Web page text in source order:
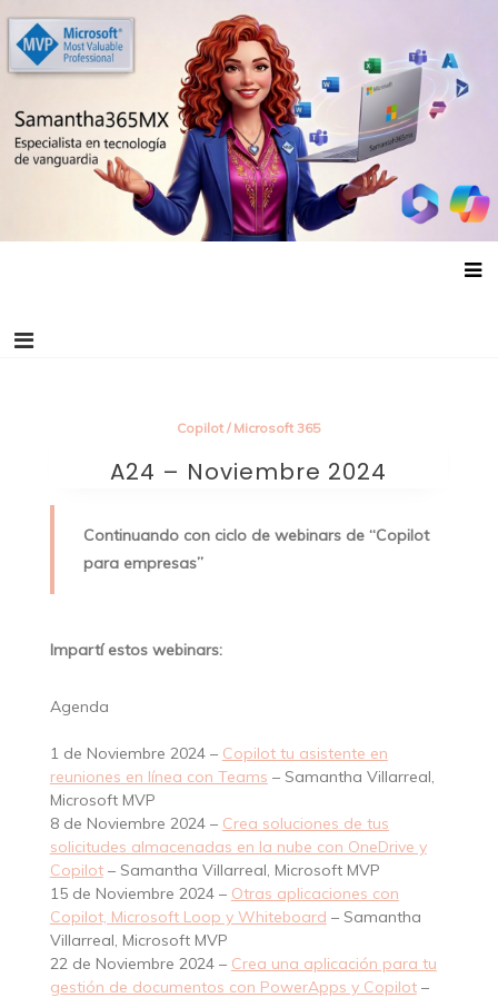
contenido
Copilot / Microsoft 365
A24 – Noviembre 2024
Continuando con ciclo de webinars de “Copilot
para empresas”
Impartí estos webinars:
Agenda
1 de Noviembre 2024 – Copilot tu asistente en
reuniones en línea con Teams – Samantha Villarreal,
Microsoft MVP
8 de Noviembre 2024 – Crea soluciones de tus
solicitudes almacenadas en la nube con OneDrive y
Copilot– Samantha Villarreal, Microsoft MVP
15 de Noviembre 2024 – Otras aplicaciones con
Copilot, Microsoft Loop y Whiteboard – Samantha
Villarreal, Microsoft MVP
22 de Noviembre 2024 – Crea una aplicación para tu
gestión de documentos con PowerApps y Copilot–